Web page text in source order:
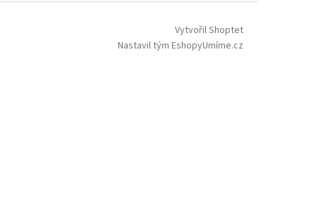
Vytvořil Shoptet
Nastavil tým EshopyUmíme.cz